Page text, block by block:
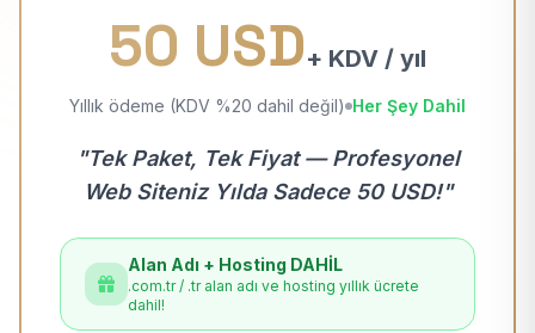
50 USD+ KDV / yıl
Yıllık ödeme (KDV %20 dahil değil) Her Şey Dahil
"Tek Paket, Tek Fiyat — Profesyonel
Web Siteniz Yılda Sadece 50 USD!"
Alan Adı + Hosting DAHİL
.com.tr / .tr alan adı ve hosting yıllık ücrete
dahil!